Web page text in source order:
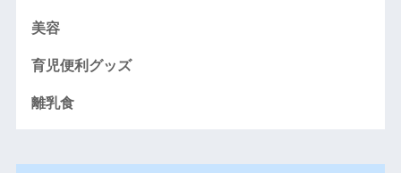
美容
育児便利グッズ
離乳食